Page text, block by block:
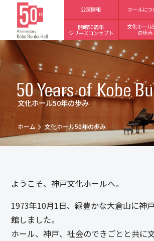
公演情報 ホールにつ
開館50周年
シリーズコンセプト
文化ホール
の歩み
文化ホール50年の歩み
ホーム 文化ホール50年の歩み
ようこそ、神戸文化ホールへ。
1973年10月1日、緑豊かな大倉山に神
館しました。
ホール、神戸、社会のできごとと共に